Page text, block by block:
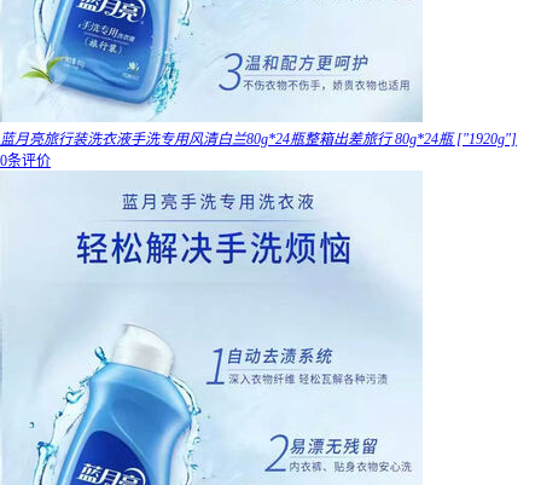
蓝月亮旅行装洗衣液手洗专用风清白兰80g*24瓶整箱出差旅行 80g*24瓶 ["1920g"]
0条评价